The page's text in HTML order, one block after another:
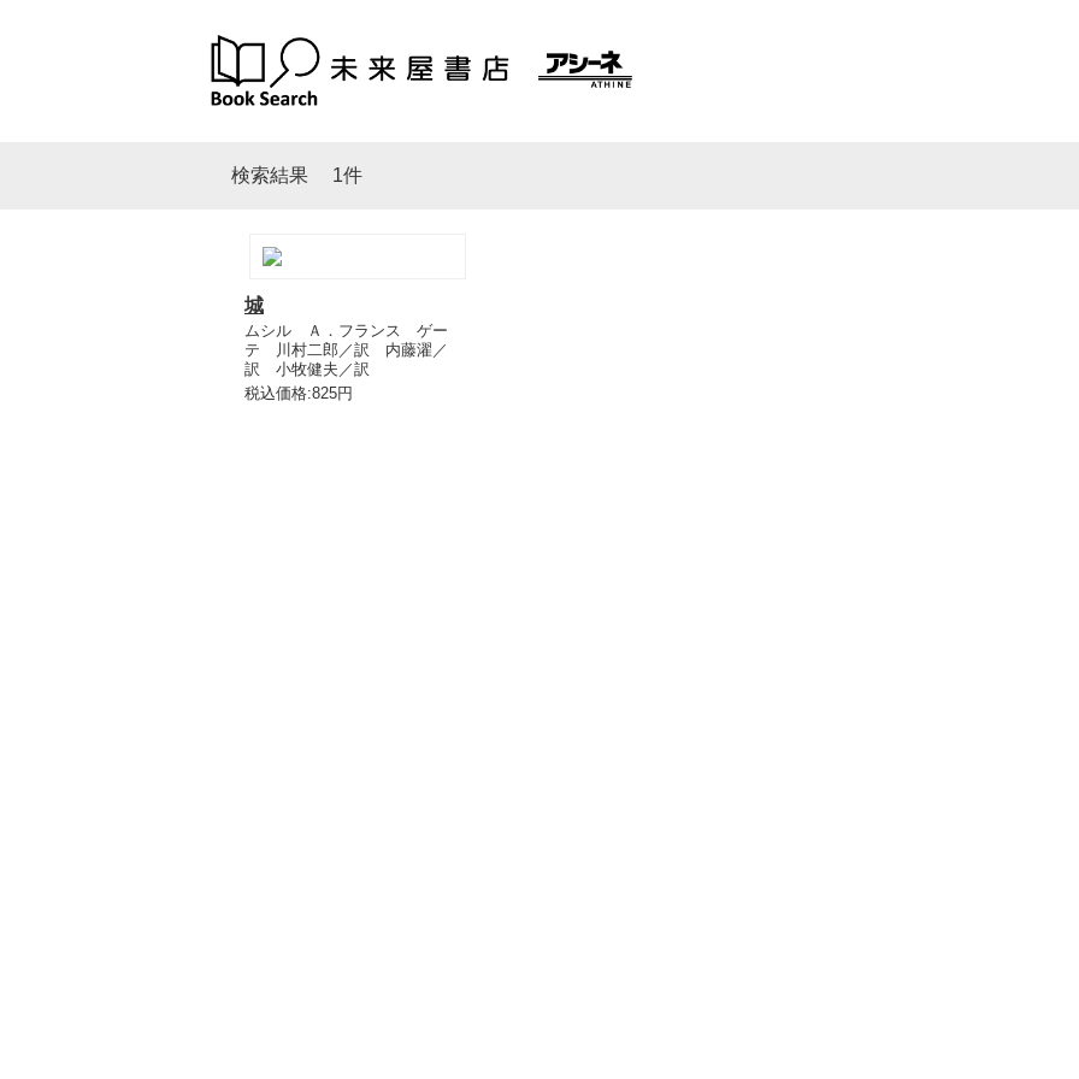
検索結果 1件
城
ムシル Ａ．フランス ゲー
テ 川村二郎／訳 内藤濯／
訳 小牧健夫／訳
税込価格:825円